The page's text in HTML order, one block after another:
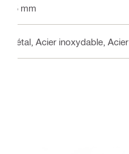
25 mm
Métal, Acier inoxydable, Acier